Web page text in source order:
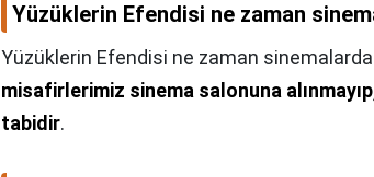
Yüzüklerin Efendisi ne zaman
Yüzüklerin Efendisi ne zaman
misafirlerimiz sinema salonuna
tabidir.